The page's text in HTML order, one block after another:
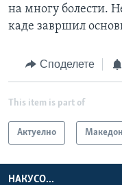
на многу болести.
каде завршил
Споделете
This item is part of
Актуелно
НАКУСО...